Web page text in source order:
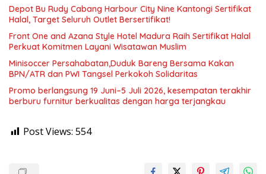
Depot Bu Rudy Cabang Harbour City Nine Kantongi Sertifikat
Halal, Target Seluruh Outlet Bersertifikat!
Front One and Azana Style Hotel Madura Raih Sertifikat Halal
Perkuat Komitmen Layani Wisatawan Muslim
Minisoccer Persahabatan,Duduk Bareng Bersama Kakan
BPN/ATR dan PWI Tangsel Perkokoh Solidaritas
Promo berlangsung 19 Juni–5 Juli 2026, kesempatan terakhir
berburu furnitur berkualitas dengan harga terjangkau
Post Views: 554